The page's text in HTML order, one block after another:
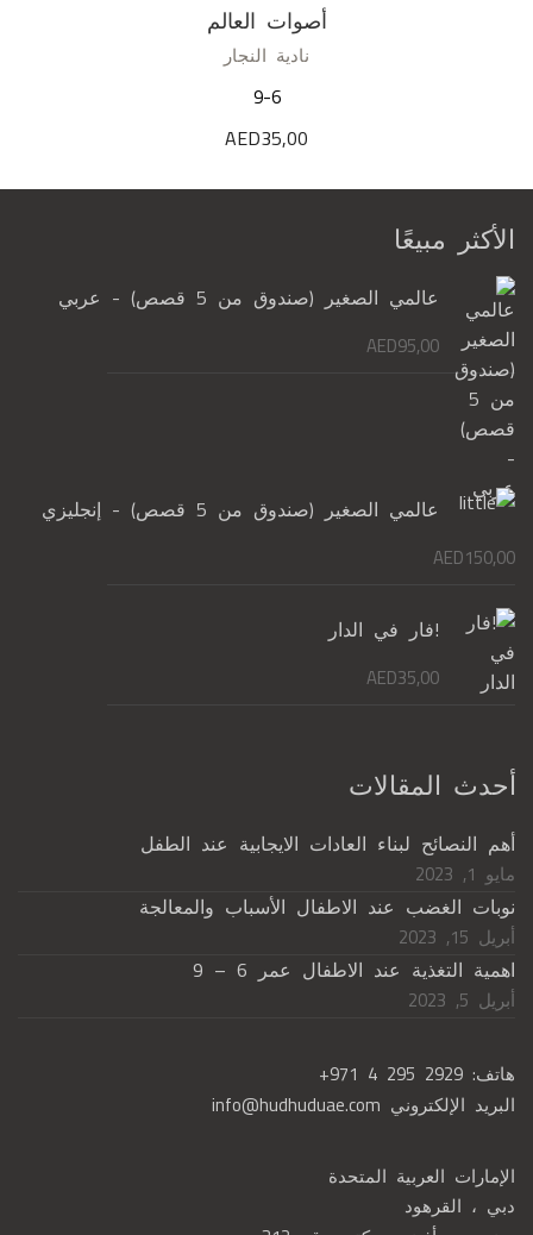
أصوات العالم
نادية النجار
9-6
AED35,00
الأكثر مبيعًا
عالمي الصغير (صندوق من 5 قصص) - عربي
AED95,00
عالمي الصغير (صندوق من 5 قصص) - إنجليزي
AED150,00
!فار في الدار
AED35,00
أحدث المقالات
أهم النصائح لبناء العادات الايجابية عند الطفل
مايو 1, 2023
نوبات الغضب عند الاطفال الأسباب والمعالجة
أبريل 15, 2023
اهمية التغذية عند الاطفال عمر 6 – 9
أبريل 5, 2023
هاتف: +971 4 295 2929
البريد الإلكتروني info@hudhuduae.com
الإمارات العربية المتحدة
دبي ، القرهود